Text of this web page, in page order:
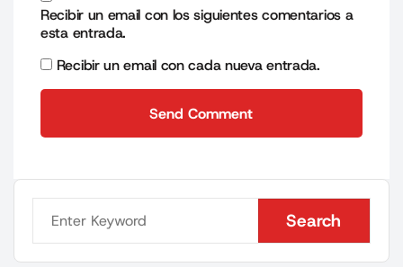
Recibir un email con los siguientes comentarios a
esta entrada.
Recibir un email con cada nueva entrada.
Send Comment
Search
Search